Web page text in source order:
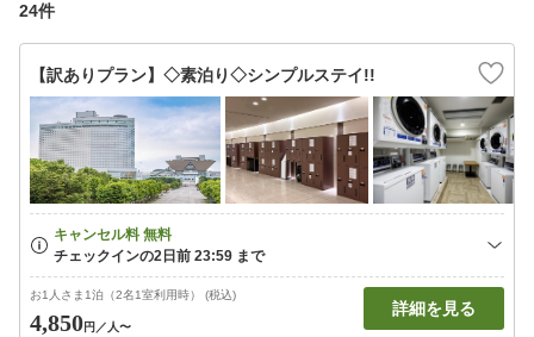
24件
【訳ありプラン】◇素泊り◇シンプルステイ!!
お1人さま1泊（2名1室利用時） (税込)
4,850円 ／人〜
詳細を見る